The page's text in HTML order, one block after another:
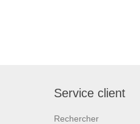
Service client
Rechercher